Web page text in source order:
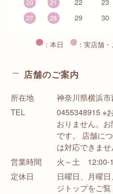
20 21
27 28 29 30
：本日 ：実店舗
店舗のご案内
所在地
神奈川県横浜
TEL
0455348915 ※
おりません。
です。 店舗に
は対応できませ
営業時間
火～土 12:00-
定休日
日曜日、月曜
ジトップをご